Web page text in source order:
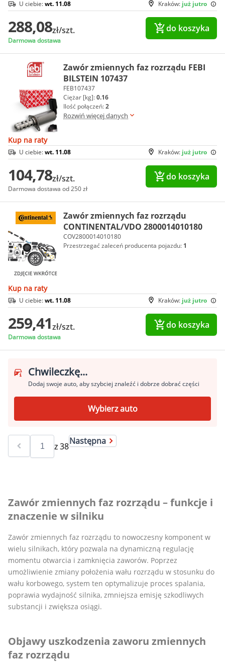
Kraków: już jutro
U ciebie:wt. 11.08
288,08zł/szt.
Darmowa dostawa
do koszyka
Zawór zmiennych faz rozrządu FEBI
BILSTEIN 107437
FEB107437
Ciężar [kg]:0.16
Ilość połączeń:2
Rozwiń więcej danych
Kup na raty
Kraków: już jutro
U ciebie:wt. 11.08
104,78zł/szt.
Darmowa dostawa od 250 zł
do koszyka
Zawór zmiennych faz rozrządu
CONTINENTAL/VDO 2800014010180
COV2800014010180
Przestrzegać zaleceń producenta pojazdu: 1
Kup na raty
Kraków: już jutro
U ciebie:wt. 11.08
259,41zł/szt.
Darmowa dostawa
do koszyka
Chwileczkę...
Dodaj swoje auto, aby szybciej znaleźć i dobrze dobrać części
Wybierz auto
z38Następna
Zawór zmiennych faz rozrządu – funkcje i
znaczenie w silniku
Zawór zmiennych faz rozrządu to nowoczesny komponent w
wielu silnikach, który pozwala na dynamiczną regulację
momentu otwarcia i zamknięcia zaworów. Poprzez
umożliwienie zmiany położenia wału rozrządu w stosunku do
wału korbowego, system ten optymalizuje proces spalania,
poprawia wydajność silnika, zmniejsza emisję szkodliwych
substancji i zwiększa osiągi.
Objawy uszkodzenia zaworu zmiennych
faz rozrządu